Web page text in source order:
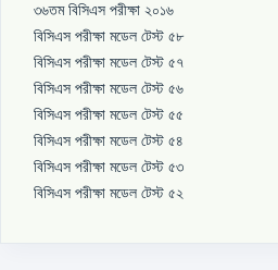
৩৬তম বিসিএস পরীক্ষা ২০১৬
বিসিএস পরীক্ষা মডেল টেস্ট ৫৮
বিসিএস পরীক্ষা মডেল টেস্ট ৫৭
বিসিএস পরীক্ষা মডেল টেস্ট ৫৬
বিসিএস পরীক্ষা মডেল টেস্ট ৫৫
বিসিএস পরীক্ষা মডেল টেস্ট ৫৪
বিসিএস পরীক্ষা মডেল টেস্ট ৫৩
বিসিএস পরীক্ষা মডেল টেস্ট ৫২